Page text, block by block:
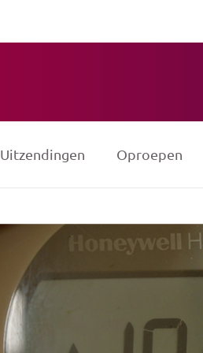
Uitzendingen Oproepen